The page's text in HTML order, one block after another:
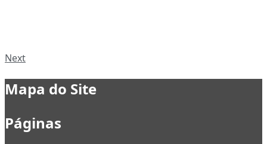
Next
Mapa do Site
Páginas